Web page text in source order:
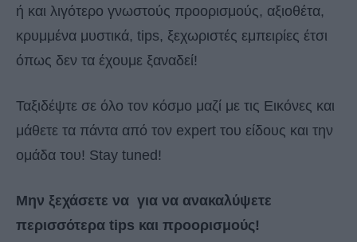
ή και λιγότερο γνωστούς προορισμούς, αξιοθέτα,
κρυμμένα μυστικά, tips, ξεχωριστές εμπειρίες έτσι
όπως δεν τα έχουμε ξαναδεί!
Ταξιδέψτε σε όλο τον κόσμο μαζί με τις Εικόνες και
μάθετε τα πάντα από τον expert του είδους και την
ομάδα του! Stay tuned!
Μην ξεχάσετε να για να ανακαλύψετε
περισσότερα tips και προορισμούς!